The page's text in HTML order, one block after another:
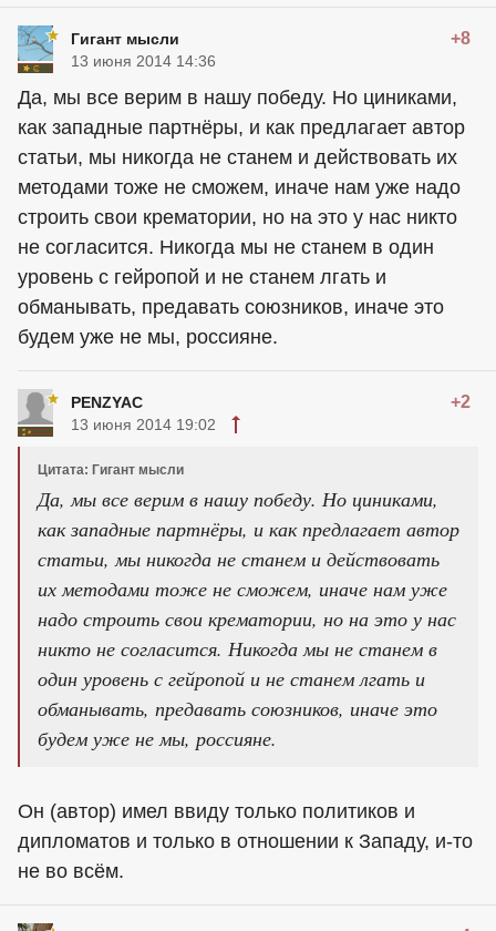
Гигант мысли +8
13 июня 2014 14:36
Да, мы все верим в нашу победу. Но циниками,
как западные партнёры, и как предлагает автор
статьи, мы никогда не станем и действовать их
методами тоже не сможем, иначе нам уже надо
строить свои крематории, но на это у нас никто
не согласится. Никогда мы не станем в один
уровень с гейропой и не станем лгать и
обманывать, предавать союзников, иначе это
будем уже не мы, россияне.
PENZYAC +2
13 июня 2014 19:02
Цитата: Гигант мысли
Да, мы все верим в нашу победу. Но циниками,
как западные партнёры, и как предлагает автор
статьи, мы никогда не станем и действовать
их методами тоже не сможем, иначе нам уже
надо строить свои крематории, но на это у нас
никто не согласится. Никогда мы не станем в
один уровень с гейропой и не станем лгать и
обманывать, предавать союзников, иначе это
будем уже не мы, россияне.
Он (автор) имел ввиду только политиков и
дипломатов и только в отношении к Западу, и-то
не во всём.